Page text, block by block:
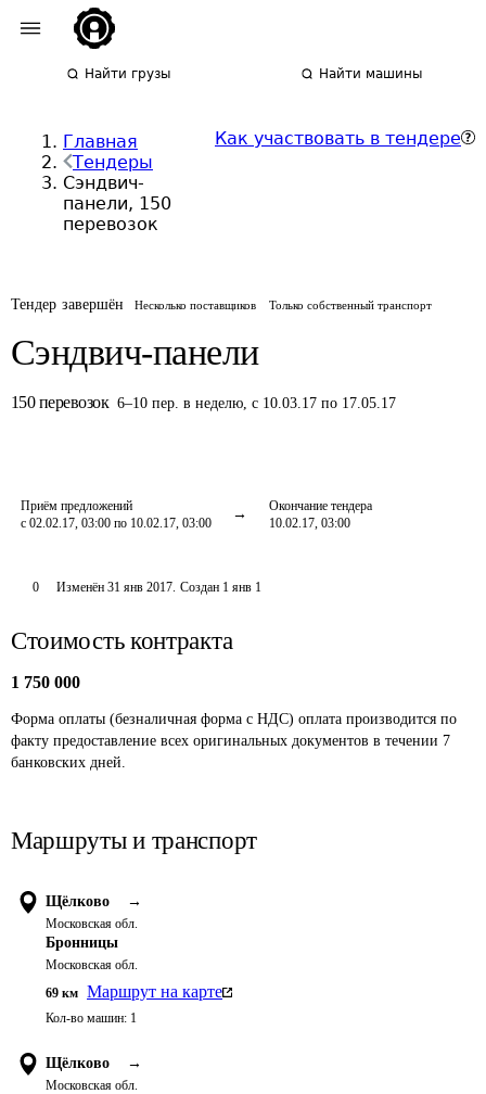
Найти грузы Найти машины
Главная
Тендеры
Сэндвич-
панели, 150
перевозок
Как участвовать в тендере
Тендер завершён Несколько поставщиков Только собственный транспорт
Сэндвич-панели
150 перевозок 6–10 пер. в неделю,с 10.03.17 по 17.05.17
Приём предложений
с 02.02.17, 03:00 по 10.02.17, 03:00
Окончание тендера
10.02.17, 03:00
0 Изменён 31 янв 2017. Создан 1 янв 1
Стоимость контракта
1 750 000
Форма оплаты (безналичная форма с НДС) оплата производится по
факту предоставление всех оригинальных документов в течении 7
банковских дней.
Маршруты и транспорт
Щёлково →
Московская обл.
Бронницы
Московская обл.
69 км Маршрут на карте
Кол-во машин: 1
Щёлково →
Московская обл.